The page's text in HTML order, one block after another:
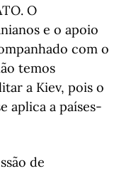
O
e o apoio
com o
temos
a Kiev, pois o
aplica a países-
de